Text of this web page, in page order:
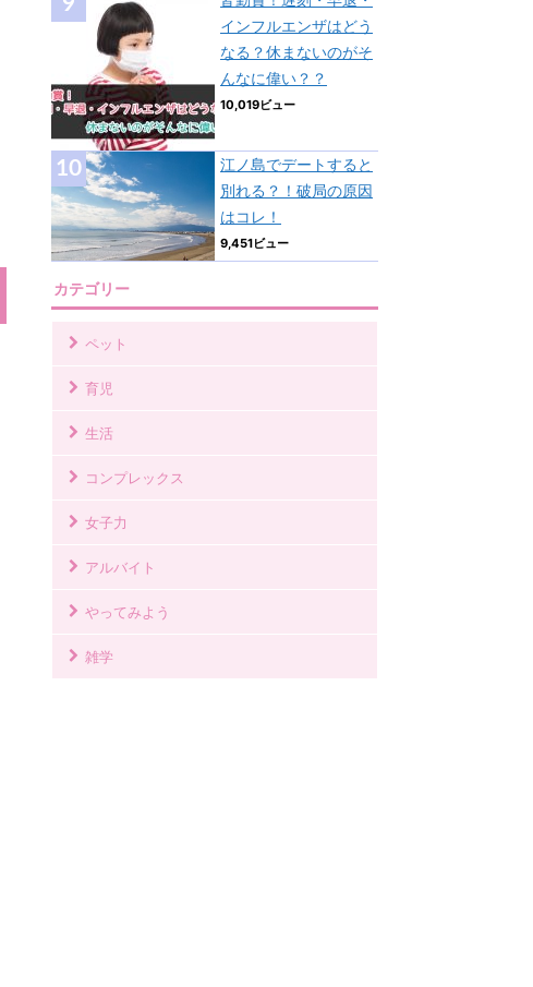
インフルエンザはどう
なる？休まないのがそ
んなに偉い？？
10,019ビュー
江ノ島でデートすると
別れる？！破局の原因
はコレ！
9,451ビュー
カテゴリー
ペット
育児
生活
コンプレックス
女子力
アルバイト
やってみよう
雑学